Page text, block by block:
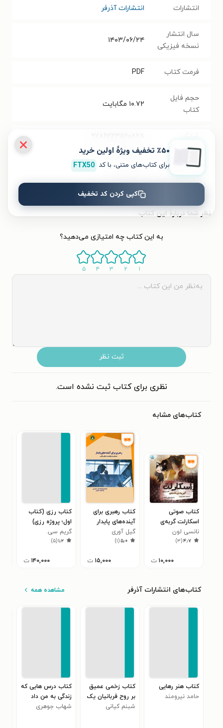
انتشارات انتشارات آذرفر
سال انتشار
نسخه فیزیکی
۱۴۰۳/۰۶/۲۴
فرمت کتاب PDF
حجم فایل
کتاب
۱۰.۷۲ مگابایت
تعداد صفحه‌ها ۱۲۰ صفحه
نظر شما دربارهٔ این کتاب
به این کتاب چه امتیازی می‌دهید؟
۱ ۲ ۳ ۴ ۵
ثبت نظر
نظری برای کتاب ثبت نشده است.
کتاب‌های مشابه
کتاب صوتی
اسکارلت گربه‌ی
ناجی
نانسی لون
۴٫۷(۳)
۱۰,۰۰۰ ت
کتاب رهبری برای
آینده‌های پایدار
گیل آوری
۵٫۰(۱)
۱۵,۰۰۰ ت
کتاب رزی (کتاب
اول؛ پروژه رزی)
گریم سی.
سیمسیون
۱٫۲(۵)
۱۴۰,۰۰۰ ت
کتاب‌های انتشارات آذرفر مشاهده همه
کتاب هنر رهایی
حامد نیرومند
کتاب زخمی عمیق
بر روح قربانیان یک
تصمیم (طلاق)
شبنم کیانی
کتاب درس هایی که
زندگی به من داد
شهاب جوهری
٪۵۰ تخفیف ویژۀ اولین خرید
برای کتاب‌های متنی، با کد FTX50
کپی کردن کد تخفیف